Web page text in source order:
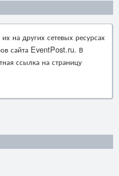
на других сетевых ресурсах
сайта EventPost.ru. В
ссылка на страницу